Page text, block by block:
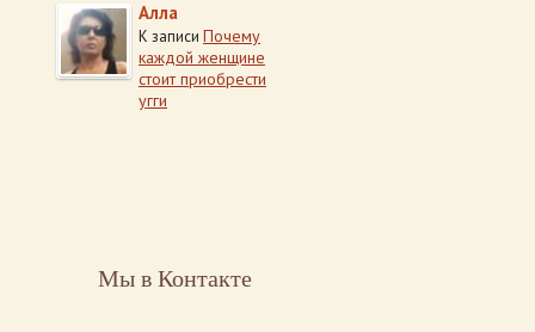
Алла
К записи Почему
каждой женщине
стоит приобрести
угги
Мы в Контакте